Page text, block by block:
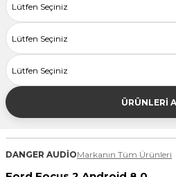
ÜRÜNLERİ
DANGER AUDİOMarkanın Tüm Ürünleri